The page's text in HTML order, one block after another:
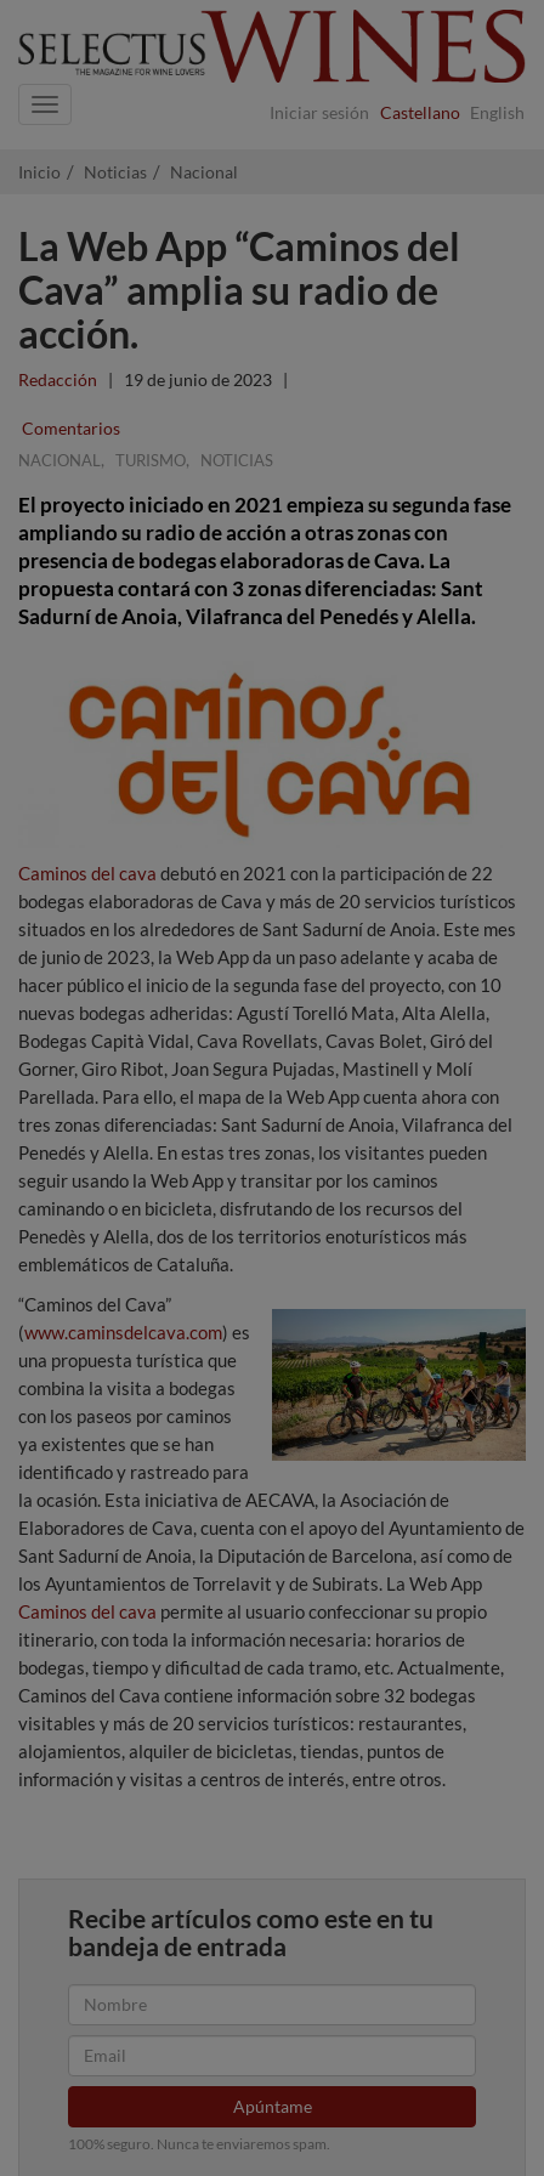
Iniciar sesión Castellano English
Navigation
Inicio Noticias Nacional
La Web App “Caminos del
Cava” amplia su radio de
acción.
Redacción | 19 de junio de 2023 |
Comentarios
NACIONAL , TURISMO, NOTICIAS
El proyecto iniciado en 2021 empieza su segunda fase
ampliando su radio de acción a otras zonas con
presencia de bodegas elaboradoras de Cava. La
propuesta contará con 3 zonas diferenciadas: Sant
Sadurní de Anoia, Vilafranca del Penedés y Alella.
Caminos del cava debutó en 2021 con la participación de 22
bodegas elaboradoras de Cava y más de 20 servicios turísticos
situados en los alrededores de Sant Sadurní de Anoia. Este mes
de junio de 2023, la Web App da un paso adelante y acaba de
hacer público el inicio de la segunda fase del proyecto, con 10
nuevas bodegas adheridas: Agustí Torelló Mata, Alta Alella,
Bodegas Capità Vidal, Cava Rovellats, Cavas Bolet, Giró del
Gorner, Giro Ribot, Joan Segura Pujadas, Mastinell y Molí
Parellada. Para ello, el mapa de la Web App cuenta ahora con
tres zonas diferenciadas: Sant Sadurní de Anoia, Vilafranca del
Penedés y Alella. En estas tres zonas, los visitantes pueden
seguir usando la Web App y transitar por los caminos
caminando o en bicicleta, disfrutando de los recursos del
Penedès y Alella, dos de los territorios enoturísticos más
emblemáticos de Cataluña.
“Caminos del Cava”
(www.caminsdelcava.com) es
una propuesta turística que
combina la visita a bodegas
con los paseos por caminos
ya existentes que se han
identificado y rastreado para
la ocasión. Esta iniciativa de AECAVA, la Asociación de
Elaboradores de Cava, cuenta con el apoyo del Ayuntamiento de
Sant Sadurní de Anoia, la Diputación de Barcelona, ​​así como de
los Ayuntamientos de Torrelavit y de Subirats. La Web App
Caminos del cava permite al usuario confeccionar su propio
itinerario, con toda la información necesaria: horarios de
bodegas, tiempo y dificultad de cada tramo, etc. Actualmente,
Caminos del Cava contiene información sobre 32 bodegas
visitables y más de 20 servicios turísticos: restaurantes,
alojamientos, alquiler de bicicletas, tiendas, puntos de
información y visitas a centros de interés, entre otros.
Recibe artículos como este en tu
bandeja de entrada
Apúntame
100% seguro. Nunca te enviaremos spam.